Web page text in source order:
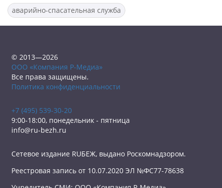
аварийно-спасательная служба
© 2013—2026
ООО «Компания Р-Медиа»
Все права защищены.
Политика конфиденциальности
+7 (495) 539-30-20
9:00-18:00, понедельник - пятница
info@ru-bezh.ru
Сетевое издание RUБЕЖ, выдано Роскомнадзором.
Реестровая запись от 10.07.2020 ЭЛ №ФС77-78638